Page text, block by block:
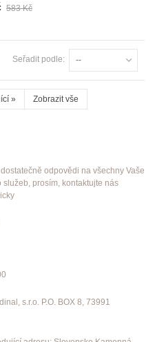
583 Kč
Seřadit podle: --
» Zobrazit vše
odpovědi na všechny Vaše
prosím, kontaktujte nás
s.r.o. P.O. BOX 8, 73991